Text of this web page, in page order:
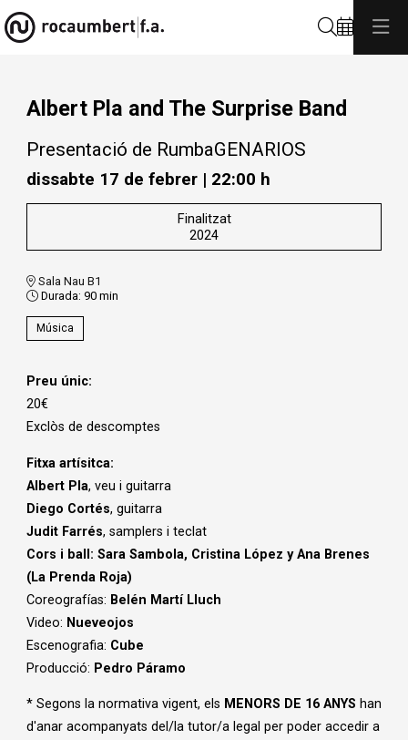
Albert Pla and The Surprise Band
Presentació de RumbaGENARIOS
dissabte 17 de febrer | 22:00 h
Finalitzat
2024
Sala Nau B1
Durada: 90 min
Música
Preu únic:
20€
Exclòs de descomptes
Fitxa artísitca:
Albert Pla, veu i guitarra
Diego Cortés, guitarra
Judit Farrés, samplers i teclat
Cors i ball: Sara Sambola, Cristina López y Ana Brenes
(La Prenda Roja)
Coreografías: Belén Martí Lluch
Video: Nueveojos
Escenografia: Cube
Producció: Pedro Páramo
* Segons la normativa vigent, els MENORS DE 16 ANYS han
d'anar acompanyats del/la tutor/a legal per poder accedir a